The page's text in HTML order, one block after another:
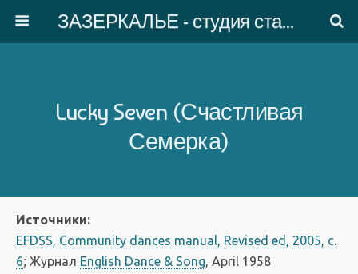
ЗАЗЕРКАЛЬЕ - студия старинного танца
Lucky Seven (Счастливая
Семерка)
Источники:
EFDSS, Community dances manual, Revised ed, 2005, c.
6; Журнал English Dance & Song, April 1958